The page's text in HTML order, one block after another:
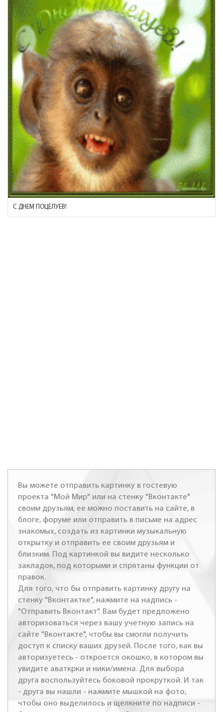
С ДНЕМ ПОЦЕЛУЕВ!
Вы можете отправить картинку в гостевую
проекта "Мой Мир" или на стенку "Вконтакте"
своим друзьям, ее можно поставить на сайте, в
блоге, форуме или отправить в письме на адрес
знакомых, создать из картинки музыкальную
открытку и отправить ее своим друзьям и
близким. Под картинкой вы видите несколько
закладок, под которыми и спрятаны функции от
правок.
Для того, что бы отправить картинку другу на
стенку "Вконтактке", нажмите на надпись -
"Отправить Вконтакт". Вам будет предложено
авторизоваться через вашу учетную запись на
сайте "Вконтакте", чтобы вы смогли получить
доступ к списку ваших друзей. После того, как вы
авторизуетесь - откроется окошко, в котором вы
увидите аваткрки и ники/имена. Для выбора
друга воспользуйтесь боковой прокруткой. И так
- друга вы нашли - нажмите мышкой на фото,
чтобы оно выделилось и щелкните по надписи -